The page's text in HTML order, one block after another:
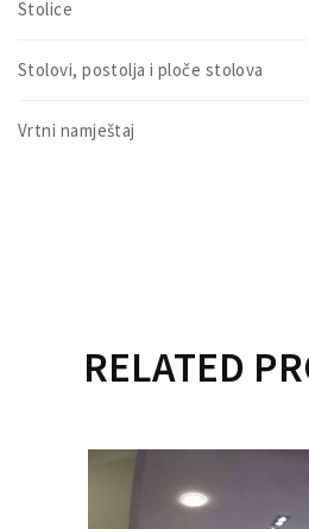
Stolice
Stolovi, postolja i ploče stolova
Vrtni namještaj
RELATED